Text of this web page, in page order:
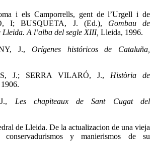
i els Camporrells, gent de l’Urgell i de
I; BUSQUETA, J. (Ed.), Gombau de
Lleida. A l’alba del segle XIII, Lleida, 1996.
J., Orígenes históricos de Cataluña,
J.; SERRA VILARÓ, J., Història de
Les chapiteaux de Sant Cugat del
de Lleida. De la actualizacion de una vieja
conservadurismos y manierismos de su